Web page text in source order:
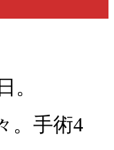
。
。手術4